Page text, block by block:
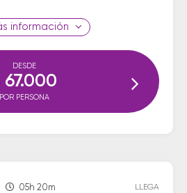
información
DESDE
67.000
POR PERSONA
05h 20m LLEGA